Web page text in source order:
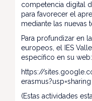
competencia digital
para favorecer el
mediante las nuevas
Para profundizar en
europeos, el IES
específico en su web:
https://
erasmus?usp=sharing
(Estas actividades